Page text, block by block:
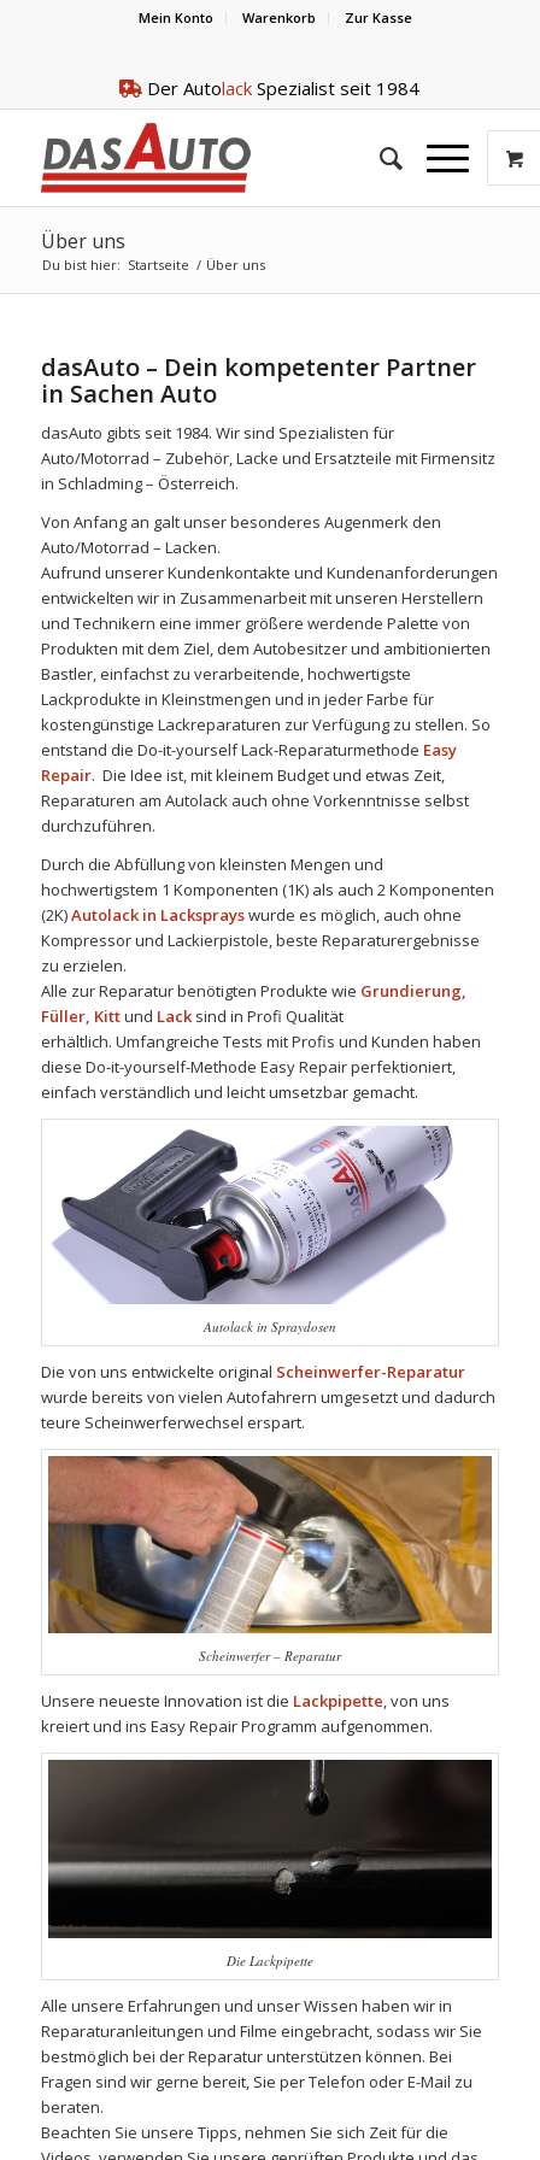
Mein Konto Warenkorb Zur Kasse
Der Autolack Spezialist seit 1984
Über uns
Du bist hier: Startseite / Über uns
dasAuto – Dein kompetenter Partner
in Sachen Auto
dasAuto gibts seit 1984. Wir sind Spezialisten für
Auto/Motorrad – Zubehör, Lacke und Ersatzteile mit Firmensitz
in Schladming – Österreich.
Von Anfang an galt unser besonderes Augenmerk den
Auto/Motorrad – Lacken.
Aufrund unserer Kundenkontakte und Kundenanforderungen
entwickelten wir in Zusammenarbeit mit unseren Herstellern
und Technikern eine immer größere werdende Palette von
Produkten mit dem Ziel, dem Autobesitzer und ambitionierten
Bastler, einfachst zu verarbeitende, hochwertigste
Lackprodukte in Kleinstmengen und in jeder Farbe für
kostengünstige Lackreparaturen zur Verfügung zu stellen. So
entstand die Do-it-yourself Lack-Reparaturmethode Easy
Repair. Die Idee ist, mit kleinem Budget und etwas Zeit,
Reparaturen am Autolack auch ohne Vorkenntnisse selbst
durchzuführen.
Durch die Abfüllung von kleinsten Mengen und
hochwertigstem 1 Komponenten (1K) als auch 2 Komponenten
(2K)Autolack in Lacksprayswurde es möglich, auch ohne
Kompressor und Lackierpistole, beste Reparaturergebnisse
zu erzielen.
Alle zur Reparatur benötigten Produkte wie Grundierung,
Füller, Kittund Lacksind in Profi Qualität
erhältlich. Umfangreiche Tests mit Profis und Kunden haben
diese Do-it-yourself-Methode Easy Repair perfektioniert,
einfach verständlich und leicht umsetzbar gemacht.
Autolack in Spraydosen
Die von uns entwickelte original Scheinwerfer-Reparatur
wurde bereits von vielen Autofahrern umgesetzt und dadurch
teure Scheinwerferwechsel erspart.
Scheinwerfer – Reparatur
Unsere neueste Innovation ist die Lackpipette, von uns
kreiert und ins Easy Repair Programm aufgenommen.
Die Lackpipette
Alle unsere Erfahrungen und unser Wissen haben wir in
Reparaturanleitungen und Filme eingebracht, sodass wir Sie
bestmöglich bei der Reparatur unterstützen können. Bei
Fragen sind wir gerne bereit, Sie per Telefon oder E-Mail zu
beraten.
Beachten Sie unsere Tipps, nehmen Sie sich Zeit für die